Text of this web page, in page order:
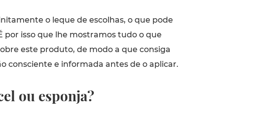
o leque de escolhas, o que pode
por isso que lhe mostramos tudo o que
este produto, de modo a que consiga
consciente e informada antes de o aplicar.
ou esponja?